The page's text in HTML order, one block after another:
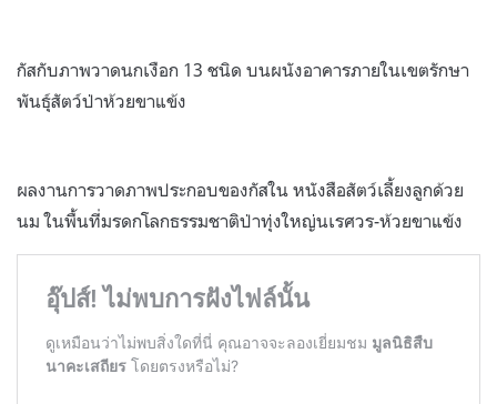
กัสกับภาพวาดนกเงือก 13 ชนิด บนผนังอาคารภายในเขตรักษา
พันธุ์สัตว์ป่าห้วยขาแข้ง
ผลงานการวาดภาพประกอบของกัสใน หนังสือสัตว์เลี้ยงลูกด้วย
นม ในพื้นที่มรดกโลกธรรมชาติป่าทุ่งใหญ่นเรศวร-ห้วยขาแข้ง